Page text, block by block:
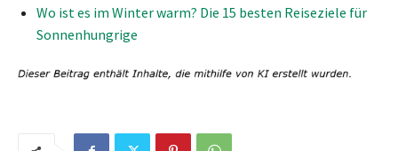
Wo ist es im Winter warm? Die 15 besten Reiseziele für
Sonnenhungrige